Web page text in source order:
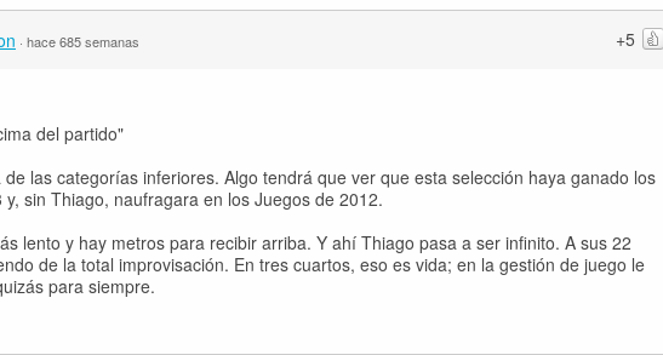
+5
· hace 685 semanas
del partido"
las categorías inferiores. Algo tendrá que ver que esta selección haya ganado los
sin Thiago, naufragara en los Juegos de 2012.
lento y hay metros para recibir arriba. Y ahí Thiago pasa a ser infinito. A sus 22
de la total improvisación. En tres cuartos, eso es vida; en la gestión de juego le
para siempre.